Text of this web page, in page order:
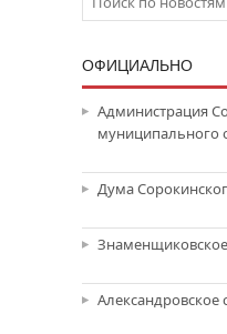
ОФИЦИАЛЬНО
Администрация
муниципального
Дума
Александровское